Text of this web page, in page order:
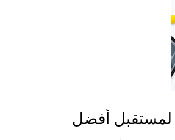
لمستقبل أفضل